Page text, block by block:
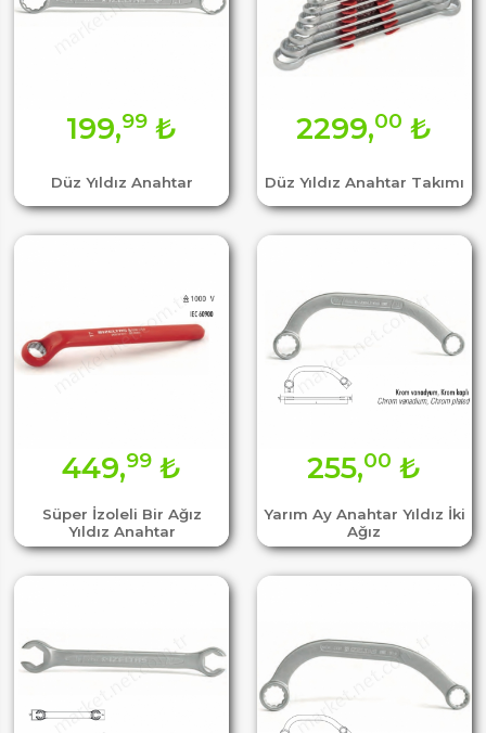
Düz Yıldız Anahtar
199,99 ₺
Düz Yıldız Anahtar Takımı
2299,00 ₺
Süper İzoleli Bir Ağız
Yıldız Anahtar
449,99 ₺
Yarım Ay Anahtar Yıldız İki
Ağız
255,00 ₺